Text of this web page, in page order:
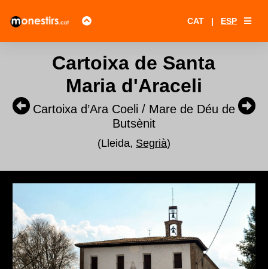
CAT | ESP
Cartoixa de Santa
Maria d'Araceli
Cartoixa d’Ara Coeli / Mare de Déu de
Butsènit
(Lleida, Segrià)